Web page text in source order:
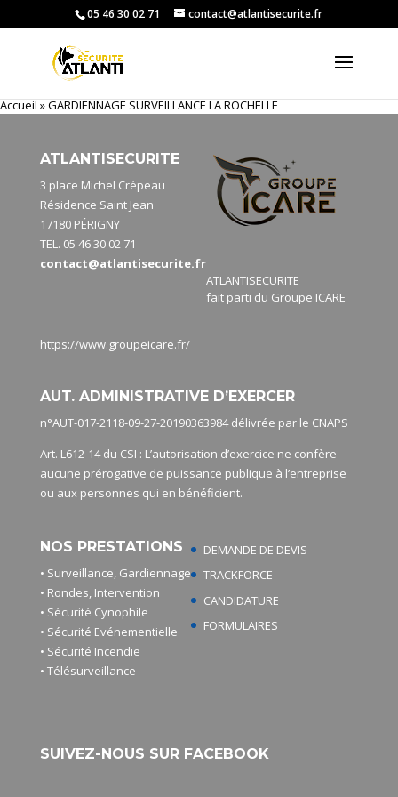
05 46 30 02 71 contact@atlantisecurite.fr
Accueil»GARDIENNAGE SURVEILLANCE LA ROCHELLE
ATLANTISECURITE
3 place Michel Crépeau
Résidence Saint Jean
17180 PÉRIGNY
TEL. 05 46 30 02 71
contact@atlantisecurite.fr
ATLANTISECURITE
fait parti du Groupe ICARE
https://www.groupeicare.fr/
AUT. ADMINISTRATIVE D’EXERCER
n°AUT-017-2118-09-27-20190363984 délivrée par le CNAPS
Art. L612-14 du CSI : L’autorisation d’exercice ne confère
aucune prérogative de puissance publique à l’entreprise
ou aux personnes qui en bénéficient.
NOS PRESTATIONS
• Surveillance, Gardiennage
• Rondes, Intervention
• Sécurité Cynophile
• Sécurité Evénementielle
• Sécurité Incendie
• Télésurveillance
DEMANDE DE DEVIS
TRACKFORCE
CANDIDATURE
FORMULAIRES
SUIVEZ-NOUS SUR FACEBOOK